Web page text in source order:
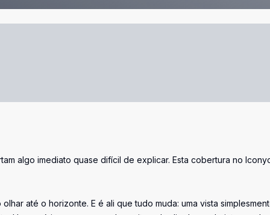
algo imediato quase difícil de explicar. Esta cobertura no
até o horizonte. E é ali que tudo muda: uma vista